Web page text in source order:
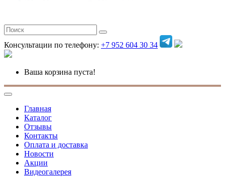
Консультации по телефону: +7 952 604 30 34
Ваша корзина пуста!
Главная
Каталог
Отзывы
Контакты
Оплата и доставка
Новости
Акции
Видеогалерея